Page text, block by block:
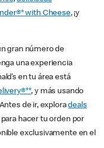
with Cheese, ¡y
gran número de
una experiencia
en tu área está
, y más usando
de ir, exploradeals
hacer tu orden por
exclusivamente en el